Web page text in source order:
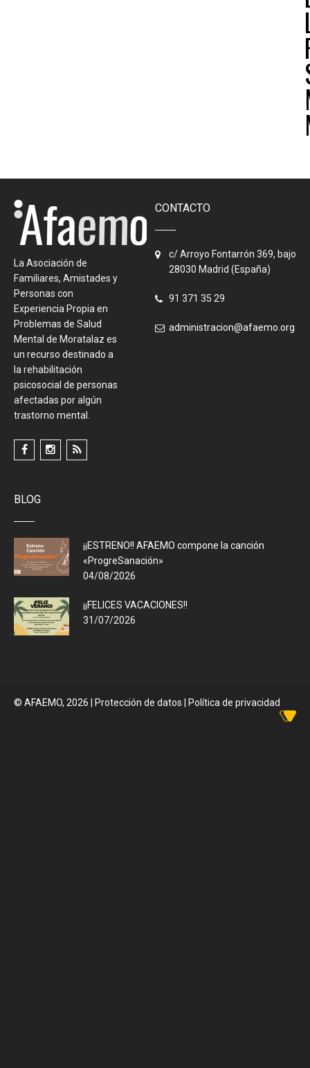
La Asociación de
Familiares, Amistades y
Personas con
Experiencia Propia en
Problemas de Salud
Mental de Moratalaz es
un recurso destinado a
la rehabilitación
psicosocial de personas
afectadas por algún
trastorno mental.
CONTACTO
c/ Arroyo Fontarrón 369, bajo
28030 Madrid (España)
91 371 35 29
administracion@afaemo.org
BLOG
¡¡ESTRENO!! AFAEMO compone la canción
«ProgreSanación»
04/08/2026
¡¡FELICES VACACIONES!!
31/07/2026
© AFAEMO, 2026 Protección de datos | Política de privacidad